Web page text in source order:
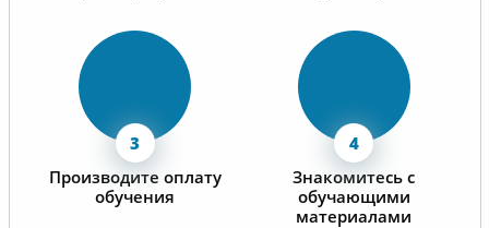
Производите оплату
обучения
Знакомитесь с
обучающими
материалами